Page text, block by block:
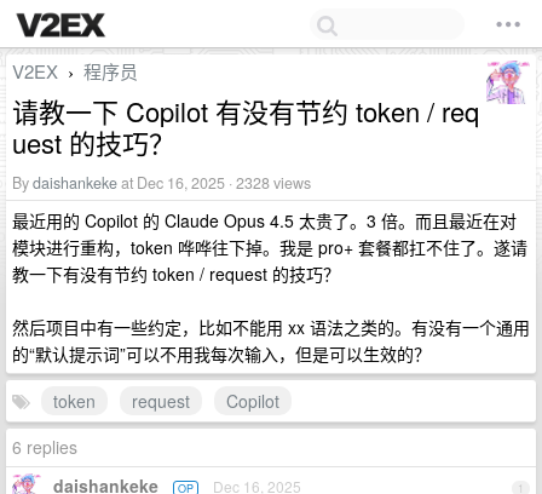
V2EX › 程序员
请教一下 Copilot 有没有节约 token / req
uest 的技巧？
Bydaishankekeat Dec 16, 2025 · 2328 views
最近用的 Copilot 的 Claude Opus 4.5 太贵了。3 倍。而且最近在对
模块进行重构，token 哗哗往下掉。我是 pro+ 套餐都扛不住了。遂请
教一下有没有节约 token / request 的技巧？
然后项目中有一些约定，比如不能用 xx 语法之类的。有没有一个通用
的“默认提示词”可以不用我每次输入，但是可以生效的？
token
request
Copilot
6 replies
1
daishankeke OP Dec 16, 2025